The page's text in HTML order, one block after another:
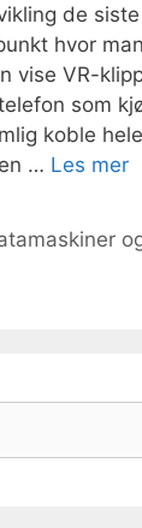
de
hvor
vise VR-
som
koble
… Les mer